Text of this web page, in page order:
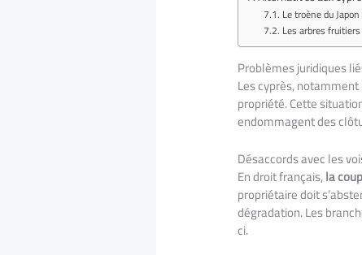
Le troène du
Les arbres
Problèmes juridiques
Les cyprès,
propriété. Cette
endommagent des
Désaccords avec les
En droit français,la
propriétaire doit
dégradation. Les
ci.